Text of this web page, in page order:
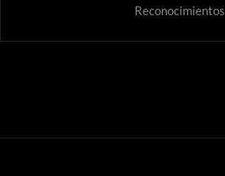
Reconocimientos